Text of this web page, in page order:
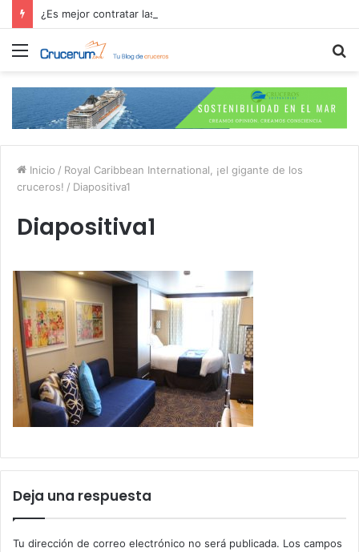
Menú
Inicio / Royal Caribbean International, ¡el gigante de los
cruceros! / Diapositiva1
Diapositiva1
Deja una respuesta
Tu dirección de correo electrónico no será publicada. Los campos